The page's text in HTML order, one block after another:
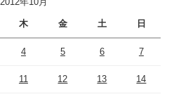
木 金 土 日
4 5 6 7
11 12 13 14